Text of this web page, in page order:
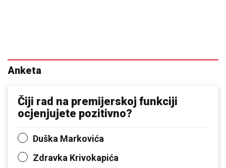
Anketa
Čiji rad na premijerskoj funkciji
ocjenjujete pozitivno?
Duška Markovića
Zdravka Krivokapića